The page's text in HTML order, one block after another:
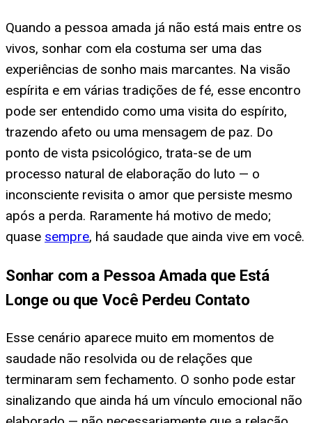
Quando a pessoa amada já não está mais entre os
vivos, sonhar com ela costuma ser uma das
experiências de sonho mais marcantes. Na visão
espírita e em várias tradições de fé, esse encontro
pode ser entendido como uma visita do espírito,
trazendo afeto ou uma mensagem de paz. Do
ponto de vista psicológico, trata-se de um
processo natural de elaboração do luto — o
inconsciente revisita o amor que persiste mesmo
após a perda. Raramente há motivo de medo;
quase sempre, há saudade que ainda vive em você.
Sonhar com a Pessoa Amada que Está
Longe ou que Você Perdeu Contato
Esse cenário aparece muito em momentos de
saudade não resolvida ou de relações que
terminaram sem fechamento. O sonho pode estar
sinalizando que ainda há um vínculo emocional não